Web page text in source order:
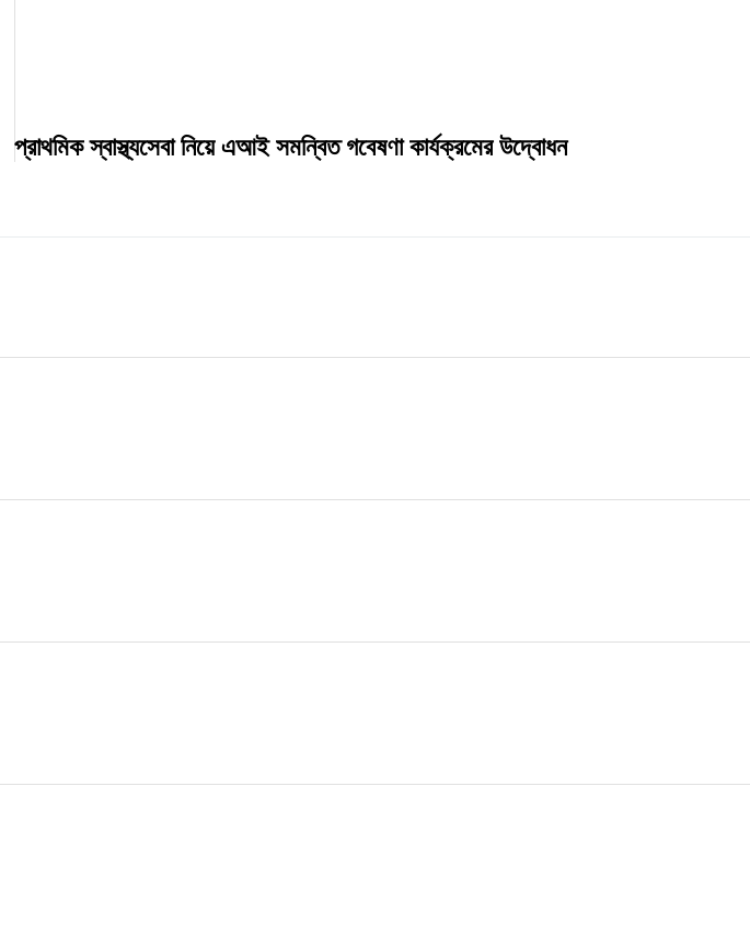
প্রাথমিক স্বাস্থ্যসেবা নিয়ে এআই সমন্বিত গবেষণা কার্যক্রমের উদ্বোধন